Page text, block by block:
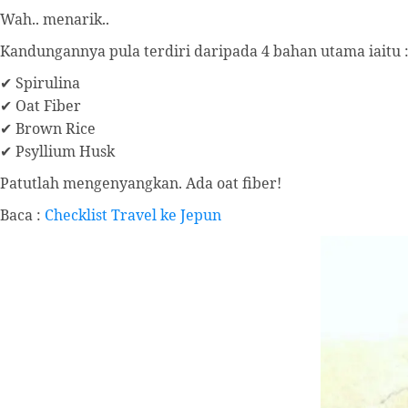
Wah.. menarik..
Kandungannya pula terdiri daripada 4 bahan utama iaitu :
✔ Spirulina
✔ Oat Fiber
✔ Brown Rice
✔ Psyllium Husk
Patutlah mengenyangkan. Ada oat fiber!
Baca : Checklist Travel ke Jepun